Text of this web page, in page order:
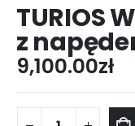
TURIOS
z
9,100.00zł